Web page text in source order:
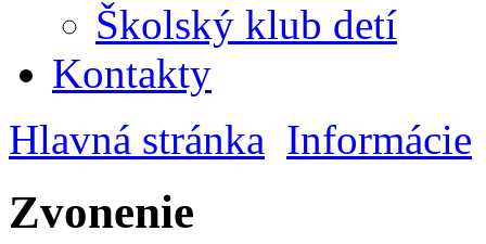
Školský klub detí
Kontakty
Hlavná stránka Informácie
Zvonenie